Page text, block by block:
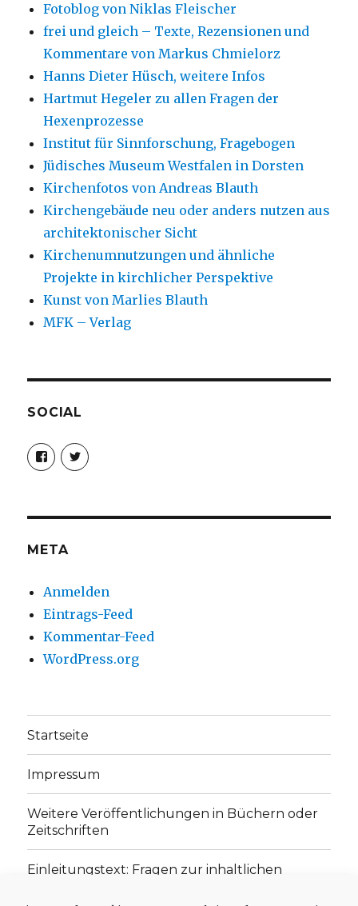
Fotoblog von Niklas Fleischer
frei und gleich – Texte, Rezensionen und
Kommentare von Markus Chmielorz
Hanns Dieter Hüsch, weitere Infos
Hartmut Hegeler zu allen Fragen der
Hexenprozesse
Institut für Sinnforschung, Fragebogen
Jüdisches Museum Westfalen in Dorsten
Kirchenfotos von Andreas Blauth
Kirchengebäude neu oder anders nutzen aus
architektonischer Sicht
Kirchenumnutzungen und ähnliche
Projekte in kirchlicher Perspektive
Kunst von Marlies Blauth
MFK – Verlag
SOCIAL
Profil
von
christoph.fleischer1
anzeigen
Profil
von
anzeigen
META
Anmelden
Eintrags-Feed
Kommentar-Feed
WordPress.org
Startseite
Impressum
Weitere Veröffentlichungen in Büchern oder
Zeitschriften
Einleitungstext: Fragen zur inhaltlichen
„schwachen Glaubens“